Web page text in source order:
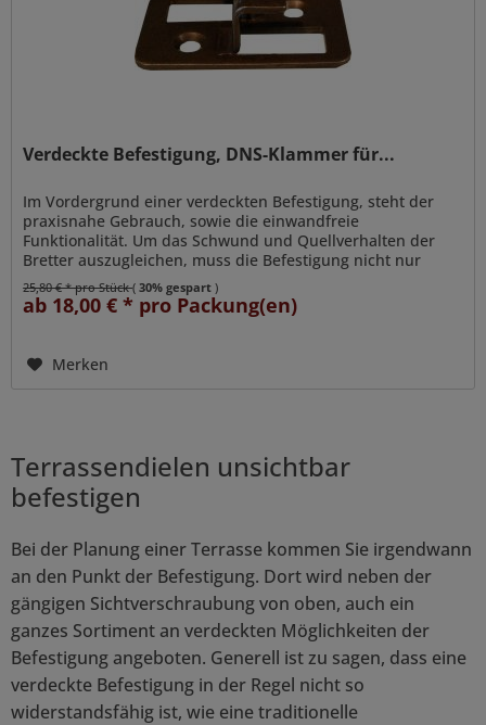
Verdeckte Befestigung, DNS-Klammer für...
Im Vordergrund einer verdeckten Befestigung, steht der
praxisnahe Gebrauch, sowie die einwandfreie
Funktionalität. Um das Schwund und Quellverhalten der
Bretter auszugleichen, muss die Befestigung nicht nur
einseitig flexibel sein,...
25,80 € * pro Stück(30% gespart)
ab 18,00 € * pro Packung(en)
Merken
Terrassendielen unsichtbar
befestigen
Bei der Planung einer Terrasse kommen Sie irgendwann
an den Punkt der Befestigung. Dort wird neben der
gängigen Sichtverschraubung von oben, auch ein
ganzes Sortiment an verdeckten Möglichkeiten der
Befestigung angeboten. Generell ist zu sagen, dass eine
verdeckte Befestigung in der Regel nicht so
widerstandsfähig ist, wie eine traditionelle